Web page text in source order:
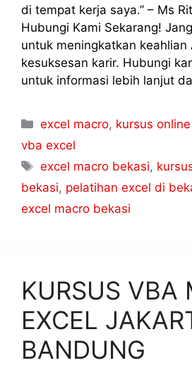
di tempat kerja saya.” – Ms
Hubungi Kami Sekarang!
untuk meningkatkan keahlian
kesuksesan karir. Hubungi
untuk informasi lebih lanjut
excel macro, kursus
vba excel
excel macro bekasi,
bekasi, pelatihan excel di
excel macro bekasi
KURSUS VBA
EXCEL
BANDUNG